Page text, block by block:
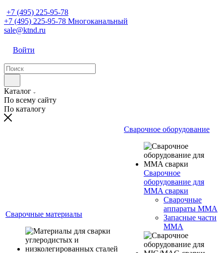
+7 (495) 225-95-78
+7 (495) 225-95-78 Многоканальный
sale@ktnd.ru
Войти
Каталог
По всему сайту
По каталогу
Сварочные материалы
Сварочное оборудование
Сварочное
оборудование для
MMA сварки
Сварочные
аппараты MMA
Запасные части
MMA